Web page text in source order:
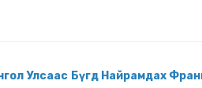
Улсаас Бүгд Найрамдах Франц